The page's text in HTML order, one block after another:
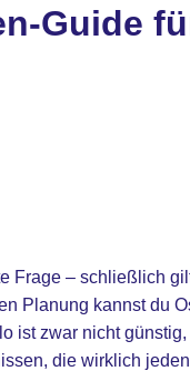
Guide
Frage – schließlich
Planung kannst du
ist zwar nicht
die wirklich